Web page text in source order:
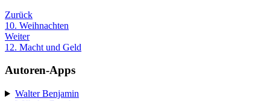
Zurück
10. Weihnachten
Weiter
12. Macht und Geld
Autoren-Apps
Walter Benjamin